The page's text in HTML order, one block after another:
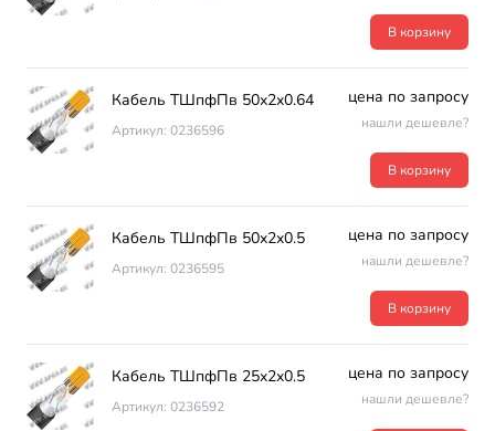
В корзину
Кабель ТШпфПв 50х2х0.64
Артикул: 0236596
цена по запросу
нашли дешевле?
В корзину
Кабель ТШпфПв 50х2х0.5
Артикул: 0236595
цена по запросу
нашли дешевле?
В корзину
Кабель ТШпфПв 25х2х0.5
Артикул: 0236592
цена по запросу
нашли дешевле?